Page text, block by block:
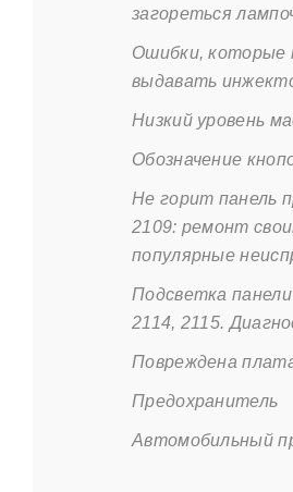
загореться
Ошибки, которые
выдавать
Низкий уровень
Обозначение
Не горит панель
2109: ремонт
популярные
Подсветка
2114, 2115.
Повреждена
Предохранитель
Автомобильный